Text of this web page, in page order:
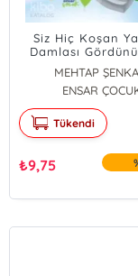
Siz Hiç Koşan
Damlası
MEHTAP
ENSAR
Tükendi
₺9,75